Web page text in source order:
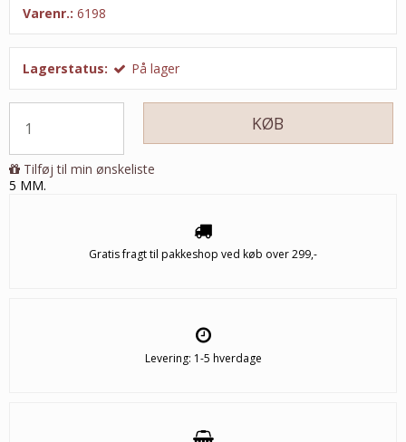
Varenr.: 6198
Lagerstatus: På lager
KØB
Tilføj til min ønskeliste
5 MM.
Gratis fragt til pakkeshop ved køb over 299,-
Levering: 1-5 hverdage